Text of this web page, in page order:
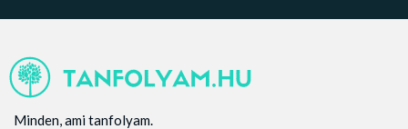
Minden, ami tanfolyam.